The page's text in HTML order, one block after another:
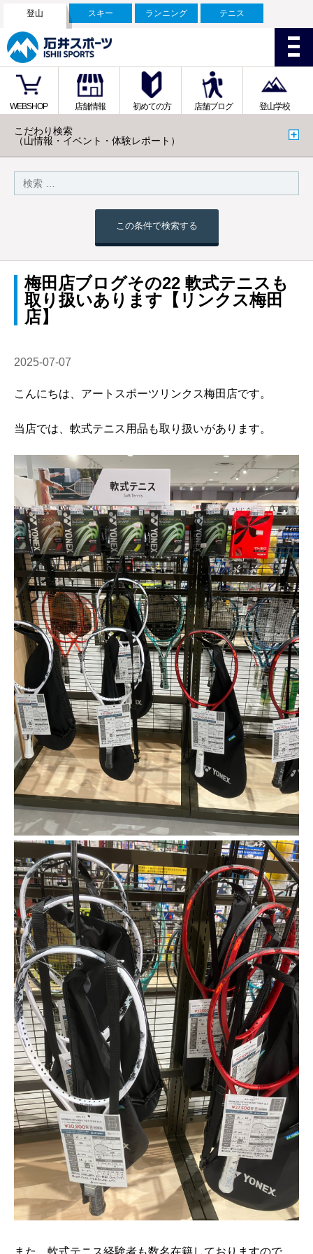
登山 スキー ランニング テニス
WEBSHOP 店舗情報 初めての方 店舗ブログ 登山学校
こだわり検索
（山情報・イベント・体験レポート）
この条件で検索する
梅田店ブログその22 軟式テニスも
取り扱いあります【リンクス梅田
店】
2025-07-07
こんにちは、アートスポーツリンクス梅田店です。
当店では、軟式テニス用品も取り扱いがあります。